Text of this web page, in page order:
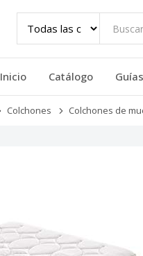
Inicio Catálogo
Colchones Colchones de